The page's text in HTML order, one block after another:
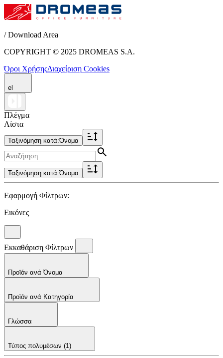
/ Download Area
COPYRIGHT © 2025 DROMEAS S.A.
Όροι ΧρήσηςΔιαχείριση Cookies
el
Πλέγμα
Λίστα
Ταξινόμηση κατά:Όνομα
Ταξινόμηση κατά:Όνομα
Εφαρμογή Φίλτρων:
Εικόνες
Εκκαθάριση Φίλτρων
Προϊόν ανά Όνομα
Προϊόν ανά Κατηγορία
Γλώσσα
Τύπος πολυμέσων (1)